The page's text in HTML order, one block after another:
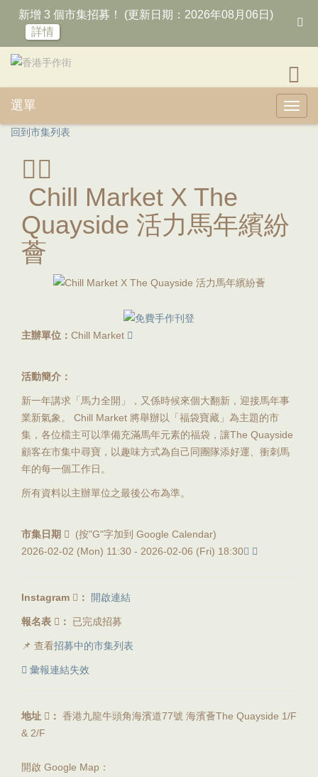
新增 3 個市集招募！ (更新日期：2026年08月06日)
詳情
選單
回到市集列表
Chill Market X The
Quayside 活力馬年繽紛
薈
主辦單位： Chill Market
活動簡介：
新一年講求「馬力全開」，又係時候來個大翻新，迎接馬年事
業新氣象。 Chill Market 將舉辦以「福袋寶藏」為主題的市
集，各位檔主可以準備充滿馬年元素的福袋，讓The Quayside
顧客在市集中尋寶，以趣味方式為自己同團隊添好運、衝刺馬
年的每一個工作日。
所有資料以主辦單位之最後公布為準。
市集日期
(按"G"字加到 Google Calendar)
2026-02-02 (Mon) 11:30 - 2026-02-06 (Fri) 18:30
Instagram ： 開啟連結
報名表 ： 已完成招募
📌 查看招募中的市集列表
彙報連結失效
地址 ： 香港九龍牛頭角海濱道77號 海濱薈The Quayside 1/F
& 2/F
開啟 Google Map：